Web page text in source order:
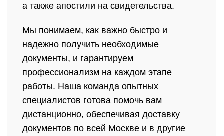
а также апостили на свидетельства.
Мы понимаем, как важно быстро и
надежно получить необходимые
документы, и гарантируем
профессионализм на каждом этапе
работы. Наша команда опытных
специалистов готова помочь вам
дистанционно, обеспечивая доставку
документов по всей Москве и в другие